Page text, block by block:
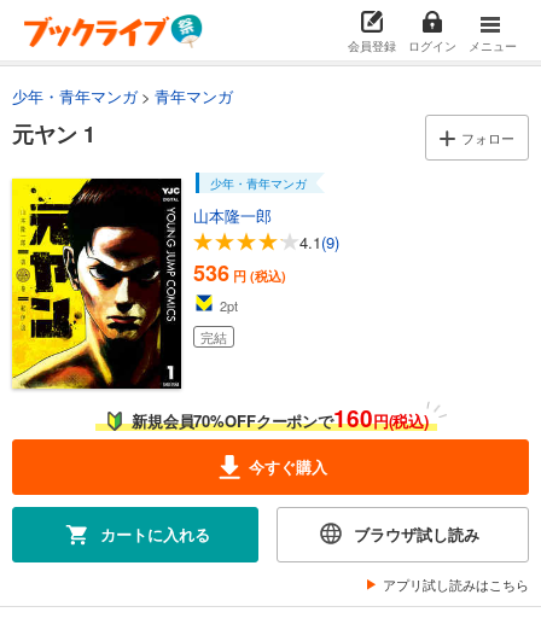
会員登録 ログイン メニュー
少年・青年マンガ 青年マンガ
元ヤン 1 フォロー
少年・青年マンガ
山本隆一郎
4.1(9)
536 円 (税込)
2pt
完結
新規会員70%OFFクーポンで160円(税込)
今すぐ購入
カートに入れる ブラウザ試し読み
アプリ試し読みはこちら